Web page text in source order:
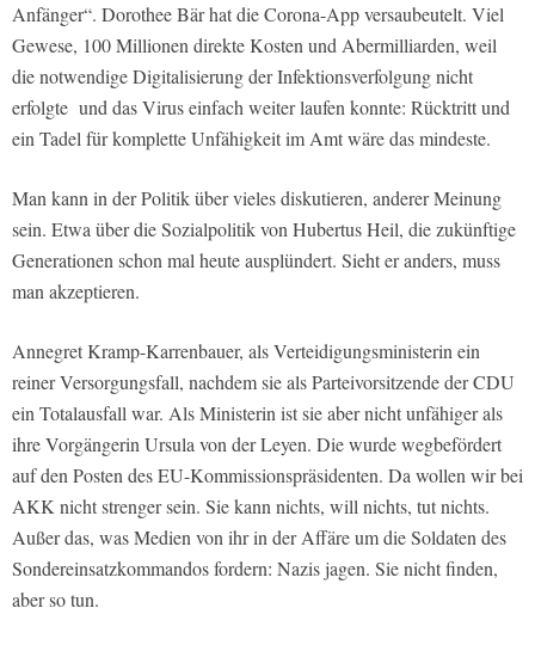
Anfänger“. Dorothee Bär hat die Corona-App versaubeutelt. Viel
Gewese, 100 Millionen direkte Kosten und Abermilliarden, weil
die notwendige Digitalisierung der Infektionsverfolgung nicht
erfolgte und das Virus einfach weiter laufen konnte: Rücktritt und
ein Tadel für komplette Unfähigkeit im Amt wäre das mindeste.
Man kann in der Politik über vieles diskutieren, anderer Meinung
sein. Etwa über die Sozialpolitik von Hubertus Heil, die zukünftige
Generationen schon mal heute ausplündert. Sieht er anders, muss
man akzeptieren.
Annegret Kramp-Karrenbauer, als Verteidigungsministerin ein
reiner Versorgungsfall, nachdem sie als Parteivorsitzende der CDU
ein Totalausfall war. Als Ministerin ist sie aber nicht unfähiger als
ihre Vorgängerin Ursula von der Leyen. Die wurde wegbefördert
auf den Posten des EU-Kommissionspräsidenten. Da wollen wir bei
AKK nicht strenger sein. Sie kann nichts, will nichts, tut nichts.
Außer das, was Medien von ihr in der Affäre um die Soldaten des
Sondereinsatzkommandos fordern: Nazis jagen. Sie nicht finden,
aber so tun.